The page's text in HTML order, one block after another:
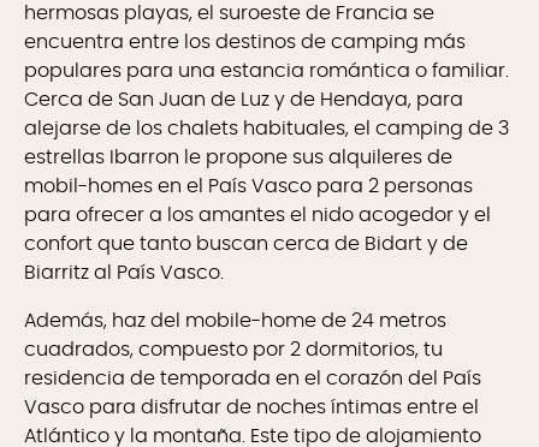
hermosas playas, el suroeste de Francia se
encuentra entre los destinos de camping más
populares para una estancia romántica o familiar.
Cerca de San Juan de Luz y de Hendaya, para
alejarse de los chalets habituales, el camping de 3
estrellas Ibarron le propone sus alquileres de
mobil-homes en el País Vasco para 2 personas
para ofrecer a los amantes el nido acogedor y el
confort que tanto buscan cerca de Bidart y de
Biarritz al País Vasco.
Además, haz del mobile-home de 24 metros
cuadrados, compuesto por 2 dormitorios, tu
residencia de temporada en el corazón del País
Vasco para disfrutar de noches íntimas entre el
Atlántico y la montaña. Este tipo de alojamiento